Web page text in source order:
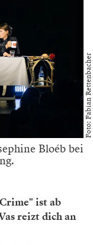
Foto: Fabian Rettenbacher
Bloéb bei
ist ab
reizt dich an